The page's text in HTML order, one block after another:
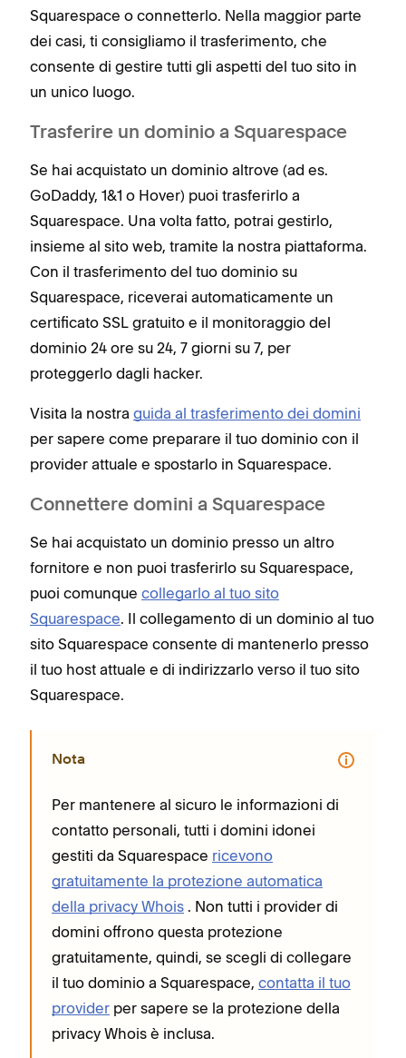
Squarespace o connetterlo. Nella maggior parte
dei casi, ti consigliamo il trasferimento, che
consente di gestire tutti gli aspetti del tuo sito in
un unico luogo.
Trasferire un dominio a Squarespace
Se hai acquistato un dominio altrove (ad es.
GoDaddy, 1&1 o Hover) puoi trasferirlo a
Squarespace. Una volta fatto, potrai gestirlo,
insieme al sito web, tramite la nostra piattaforma.
Con il trasferimento del tuo dominio su
Squarespace, riceverai automaticamente un
certificato SSL gratuito e il monitoraggio del
dominio 24 ore su 24, 7 giorni su 7, per
proteggerlo dagli hacker.
Visita la nostra guida al trasferimento dei domini
per sapere come preparare il tuo dominio con il
provider attuale e spostarlo in Squarespace.
Connettere domini a Squarespace
Se hai acquistato un dominio presso un altro
fornitore e non puoi trasferirlo su Squarespace,
puoi comunque collegarlo al tuo sito
Squarespace. Il collegamento di un dominio al tuo
sito Squarespace consente di mantenerlo presso
il tuo host attuale e di indirizzarlo verso il tuo sito
Squarespace.
Nota
Per mantenere al sicuro le informazioni di
contatto personali, tutti i domini idonei
gestiti da Squarespace ricevono
gratuitamente la protezione automatica
della privacy Whois . Non tutti i provider di
domini offrono questa protezione
gratuitamente, quindi, se scegli di collegare
il tuo dominio a Squarespace, contatta il tuo
provider per sapere se la protezione della
privacy Whois è inclusa.